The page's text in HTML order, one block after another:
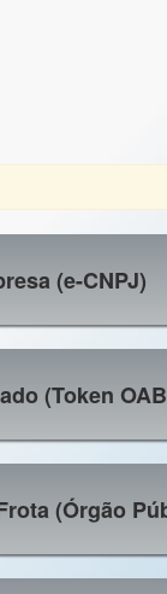
(e-CNPJ)
(Token
(Órgão